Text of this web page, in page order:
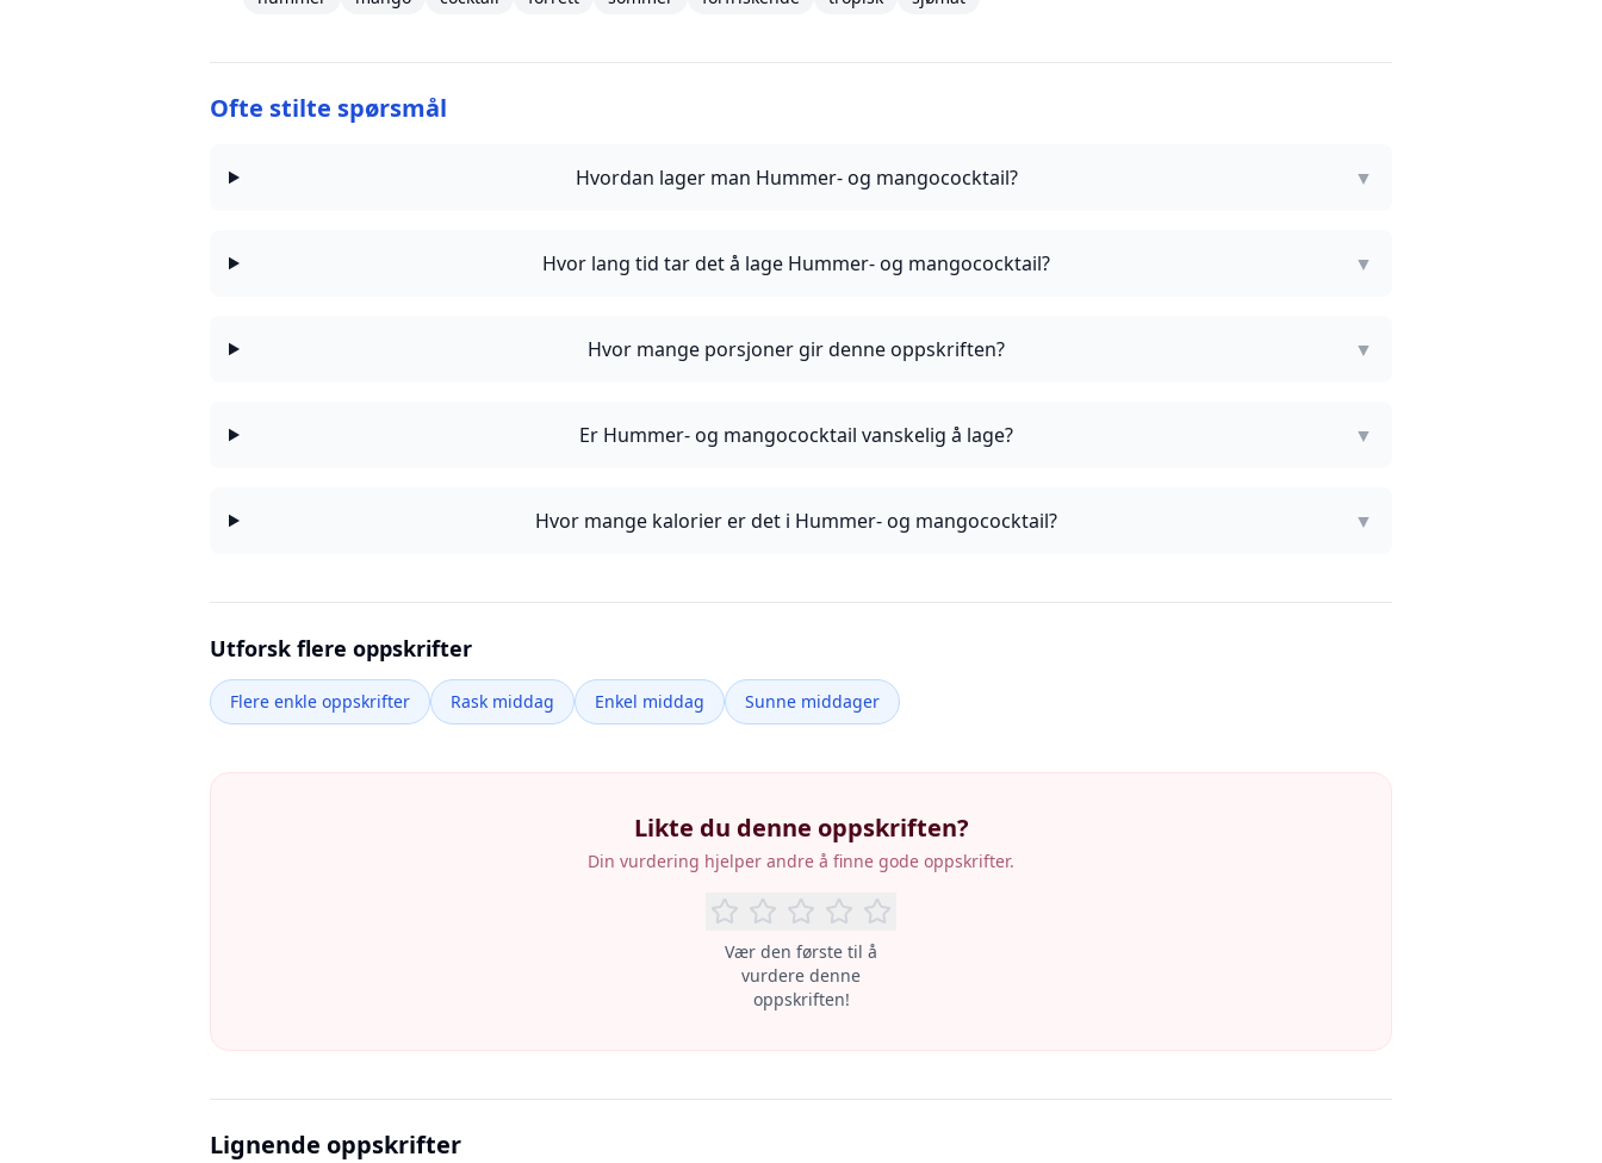
Ofte stilte spørsmål
Hvordan lager man Hummer- og mangococktail? ▼
Hvor lang tid tar det å lage Hummer- og mangococktail? ▼
Hvor mange porsjoner gir denne oppskriften? ▼
Er Hummer- og mangococktail vanskelig å lage? ▼
Hvor mange kalorier er det i Hummer- og mangococktail? ▼
Utforsk flere oppskrifter
Flere enkle oppskrifter Rask middag Enkel middag Sunne middager
Likte du denne oppskriften?
Din vurdering hjelper andre å finne gode oppskrifter.
Vær den første til å
vurdere denne
oppskriften!
Lignende oppskrifter